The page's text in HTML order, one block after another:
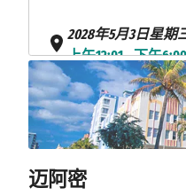
2028年5月3日星期
上午12:01 - 下午
2028年5月4日星期
上午8:00 - 下午6:00
2028年5月5日星期五
上午7:00
迈阿密